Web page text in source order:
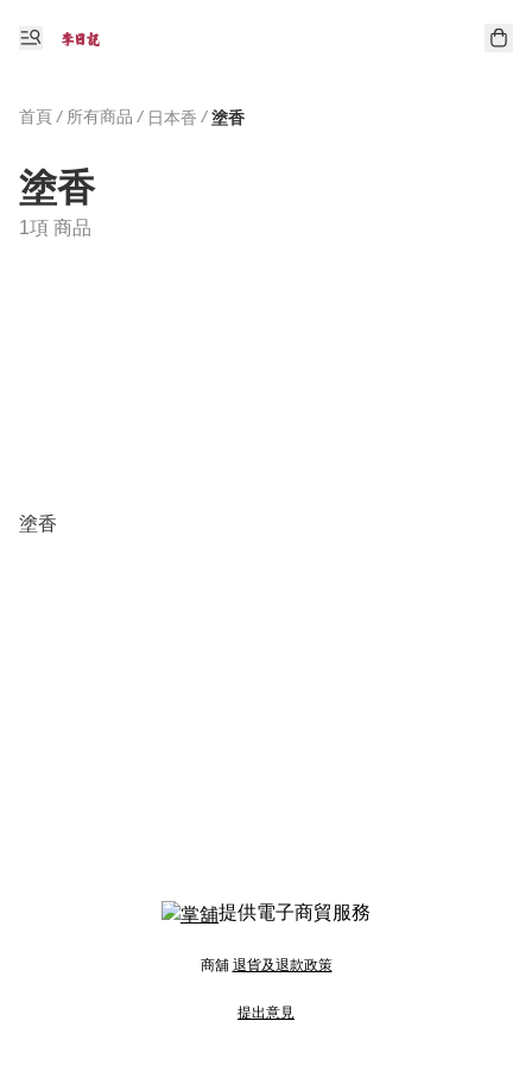
首頁 / 所有商品 / 日本香 / 塗香
塗香
1項 商品
塗香
提供電子商貿服務
商舖 退貨及退款政策
提出意見